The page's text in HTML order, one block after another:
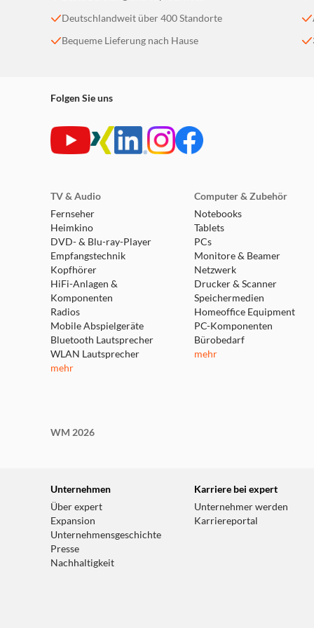
Deutschlandweit über 400 Standorte
Bequeme Lieferung nach Hause
Folgen Sie uns
TV & Audio
Fernseher
Heimkino
DVD- & Blu-ray-Player
Empfangstechnik
Kopfhörer
HiFi-Anlagen &
Komponenten
Radios
Mobile Abspielgeräte
Bluetooth Lautsprecher
WLAN Lautsprecher
mehr
Computer & Zubehör
Notebooks
Tablets
PCs
Monitore & Beamer
Netzwerk
Drucker & Scanner
Speichermedien
Homeoffice Equipment
PC-Komponenten
Bürobedarf
mehr
WM 2026
Unternehmen
Über expert
Expansion
Unternehmensgeschichte
Presse
Nachhaltigkeit
Karriere bei expert
Unternehmer werden
Karriereportal